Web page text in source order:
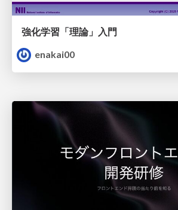
強化学習「理論」入門
enakai00